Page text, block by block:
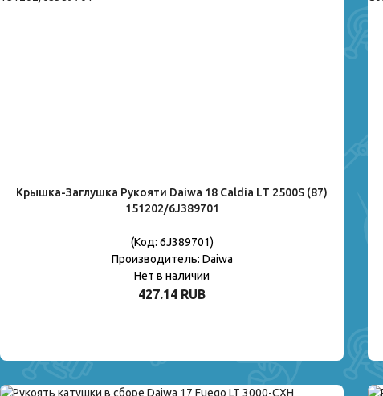
Крышка-Заглушка Рукояти Daiwa 18 Caldia LT 2500S (87)
151202/6J389701
(Код: 6J389701)
Производитель: Daiwa
Нет в наличии
427.14 RUB